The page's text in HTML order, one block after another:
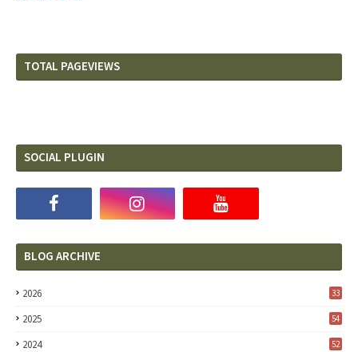
TOTAL PAGEVIEWS
SOCIAL PLUGIN
BLOG ARCHIVE
2026 33
2025 54
2024 52